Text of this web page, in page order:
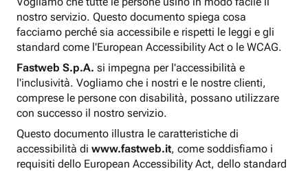
nostro servizio. Questo documento spiega cosa
facciamo perché sia accessibile e rispetti le leggi e gli
standard come l'European Accessibility Act o le WCAG.
Fastweb S.p.A. si impegna per l'accessibilità e
l'inclusività. Vogliamo che i nostri e le nostre clienti,
comprese le persone con disabilità, possano utilizzare
con successo il nostro servizio.
Questo documento illustra le caratteristiche di
accessibilità di www.fastweb.it, come soddisfiamo i
requisiti dello European Accessibility Act, dello standard